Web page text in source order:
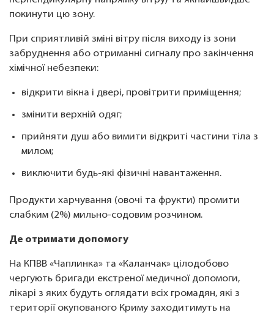
покинути цю зону.
При сприятливій зміні вітру після виходу із зони
забруднення або отриманні сигналу про закінчення
хімічної небезпеки:
відкрити вікна і двері, провітрити приміщення;
змінити верхній одяг;
прийняти душ або вимити відкриті частини тіла з
милом;
виключити будь-які фізичні навантаження.
Продукти харчування (овочі та фрукти) промити
слабким (2%) мильно-содовим розчином.
Де отримати допомогу
На КПВВ «Чаплинка» та «Каланчак» цілодобово
чергують бригади екстреної медичної допомоги,
лікарі з яких будуть оглядати всіх громадян, які з
території окупованого Криму заходитимуть на